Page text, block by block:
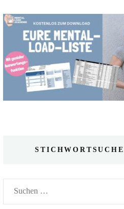
STICHWORTSUCHE
Suchen
nach: